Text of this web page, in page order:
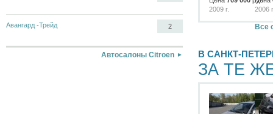
Авангард -Трейд 2
Автосалоны Citroen
2009 г.
2006
Все
В САНКТ-
ЗА ТЕ